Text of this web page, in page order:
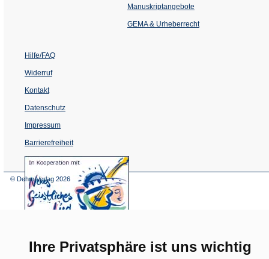
Ihre Privatsphäre ist uns wichtig
einem
Tab)
Manuskriptangebote
GEMA & Urheberrecht
Hilfe/FAQ
Widerruf
Kontakt
Datenschutz
Impressum
Barrierefreiheit
(Öffnet
in
© Dehm Verlag 2026